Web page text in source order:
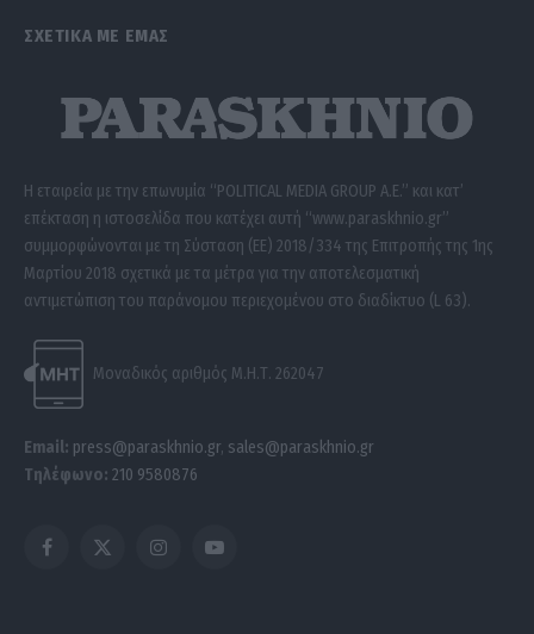
ΣΧΕΤΙΚΑ ΜΕ ΕΜΑΣ
Η εταιρεία με την επωνυμία “POLITICAL MEDIA GROUP A.E.” και κατ’
επέκταση η ιστοσελίδα που κατέχει αυτή “www.paraskhnio.gr”
συμμορφώνονται με τη Σύσταση (ΕΕ) 2018/334 της Επιτροπής της 1ης
Μαρτίου 2018 σχετικά με τα μέτρα για την αποτελεσματική
αντιμετώπιση του παράνομου περιεχομένου στο διαδίκτυο (L 63).
Μοναδικός αριθμός Μ.Η.Τ. 262047
Email: press@paraskhnio.gr, sales@paraskhnio.gr
Τηλέφωνο: 210 9580876
Facebook
X
InstagramYouTube